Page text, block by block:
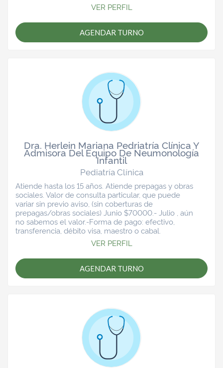
VER PERFIL
AGENDAR TURNO
Dra. Herlein Mariana Pedriatría Clínica Y
Admisora Del Equipo De Neumonología
Infantil
Pediatría Clínica
Atiende hasta los 15 años. Atiende prepagas y obras
sociales. Valor de consulta particular, que puede
variar sin previo aviso, (sin coberturas de
prepagas/obras sociales) Junio $70000.- Julio , aún
no sabemos el valor.-Forma de pago: efectivo,
transferencia, débito visa, maestro o cabal.
VER PERFIL
AGENDAR TURNO